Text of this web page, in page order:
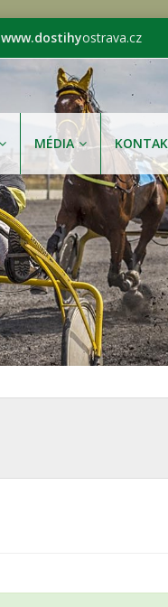
www.dostihyostrava.cz
MÉDIA